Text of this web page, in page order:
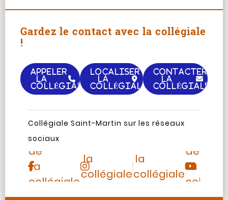
Gardez le contact avec la collégiale
!
APPELER
LA
COLLÉGIALE
LOCALISER
LA
COLLÉGIALE
CONTACTER
LA
COLLÉGIALE
Collégiale Saint-Martin sur les réseaux
sociaux
Page
Facebook
de
la
collégiale
Saint-
Instagram
la
collégiale
TripAdvisor
la
collégiale
de
la
Saint-